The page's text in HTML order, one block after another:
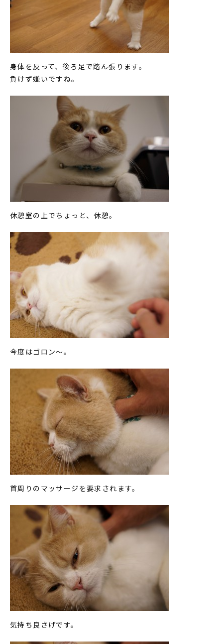
身体を反って、後ろ足で踏ん張ります。
負けず嫌いですね。
休憩室の上でちょっと、休憩。
今度はゴロン～。
首周りのマッサージを要求されます。
気持ち良さげです。